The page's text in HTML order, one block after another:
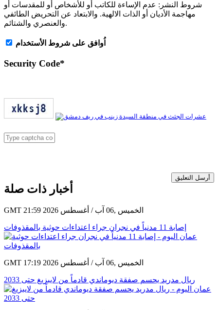
شروط النشر: عدم الإساءة للكاتب أو للأشخاص أو للمقدسات أو
مهاجمة الأديان أو الذات الالهية. والابتعاد عن التحريض الطائفي
والعنصري والشتائم.
اُوافق على شروط الأستخدام
Security Code*
أرسل التعليق
أخبار ذات صلة
GMT 21:59 2026 الخميس ,06 آب / أغسطس
إصابة 11 مدنياً في نجران جراء اعتداءات حوثية بالمقذوفات
GMT 17:19 2026 الخميس ,06 آب / أغسطس
ريال مدريد يحسم صفقة ديوماندي قادماً من لايبزيغ حتى 2033